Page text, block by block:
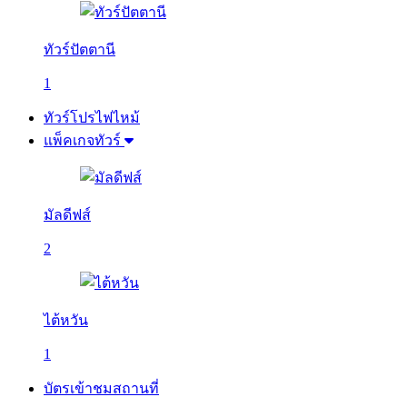
ทัวร์ปัตตานี
1
ทัวร์โปรไฟไหม้
แพ็คเกจทัวร์
มัลดีฟส์
2
ไต้หวัน
1
บัตรเข้าชมสถานที่